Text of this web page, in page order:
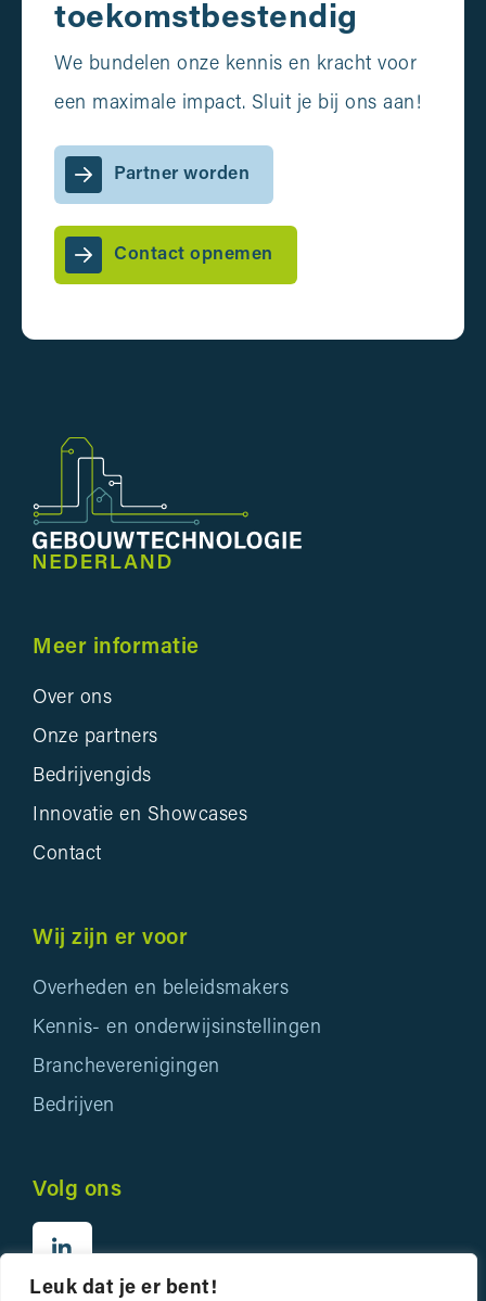
Leuk dat je er bent!
toekomstbestendig
We bundelen onze kennis en kracht voor
een maximale impact. Sluit je bij ons aan!
Partner worden
Contact opnemen
Meer informatie
Over ons
Onze partners
Bedrijvengids
Innovatie en Showcases
Contact
Wij zijn er voor
Overheden en beleidsmakers
Kennis- en onderwijsinstellingen
Brancheverenigingen
Bedrijven
Volg ons